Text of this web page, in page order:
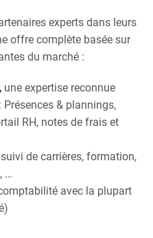
experts dans leurs
offre complète basée sur
du marché :
une expertise reconnue
& plannings,
RH, notes de frais et
de carrières, formation,
…
avec la plupart